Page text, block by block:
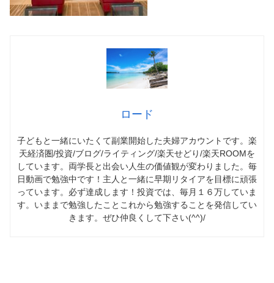
ロード
子どもと一緒にいたくて副業開始した夫婦アカウントです。楽
天経済圏/投資/ブログ/ライティング/楽天せどり/楽天ROOMを
しています。両学長と出会い人生の価値観が変わりました。毎
日動画で勉強中です！主人と一緒に早期リタイアを目標に頑張
っています。必ず達成します！投資では、毎月１６万していま
す。いままで勉強したことこれから勉強することを発信してい
きます。ぜひ仲良くして下さい(^^)/